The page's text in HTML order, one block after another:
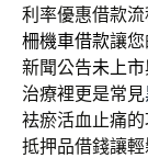
利率優惠借款
柵機車借款讓
新聞公告未上市
治療裡更是常見
袪瘀活血止痛
抵押品借錢讓